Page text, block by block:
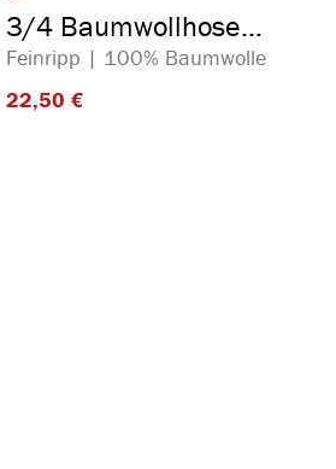
3/4 Baumwollhose
mit Eingriff
Feinripp | 100% Baumwolle
22,50 €​